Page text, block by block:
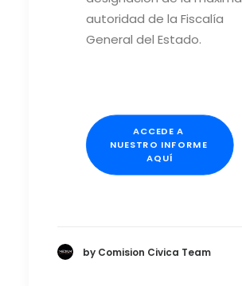
autoridad de la Fiscalía
General del Estado.
ACCEDE A
NUESTRO INFORME
AQUÍ
by Comision Civica Team